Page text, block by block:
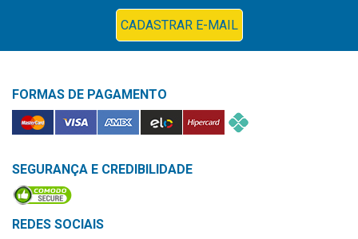
e
Monitores
Socorros
Casa
e
CADASTRAR E-MAIL
FORMAS DE PAGAMENTO
SEGURANÇA E CREDIBILIDADE
REDES SOCIAIS